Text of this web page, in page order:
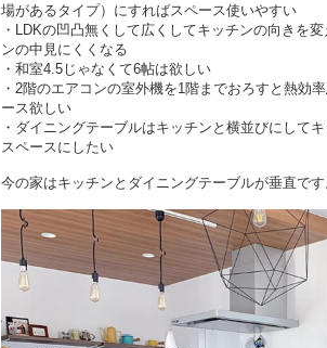
場があるタイプ）にすればスペース使いやすい
・LDKの凹凸無くして広くしてキッチンの向きを
ンの中見にくくなる
・和室4.5じゃなくて6帖は欲しい
・2階のエアコンの室外機を1階までおろすと熱効
ース欲しい
・ダイニングテーブルはキッチンと横並びにして
スペースにしたい
今の家はキッチンとダイニングテーブルが垂直です